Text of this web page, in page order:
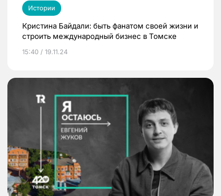
Истории
Кристина Байдали: быть фанатом своей жизни и
строить международный бизнес в Томске
15:40 / 19.11.24